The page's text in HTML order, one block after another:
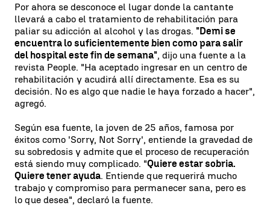
Por ahora se desconoce el lugar donde la cantante
llevará a cabo el tratamiento de rehabilitación para
paliar su adicción al alcohol y las drogas. "Demi se
encuentra lo suficientemente bien como para salir
del hospital este fin de semana", dijo una fuente a la
revista People. "Ha aceptado ingresar en un centro de
rehabilitación y acudirá allí directamente. Esa es su
decisión. No es algo que nadie le haya forzado a hacer",
agregó.
Según esa fuente, la joven de 25 años, famosa por
éxitos como 'Sorry, Not Sorry', entiende la gravedad de
su sobredosis y admite que el proceso de recuperación
está siendo muy complicado. "Quiere estar sobria.
Quiere tener ayuda. Entiende que requerirá mucho
trabajo y compromiso para permanecer sana, pero es
lo que desea", declaró la fuente.